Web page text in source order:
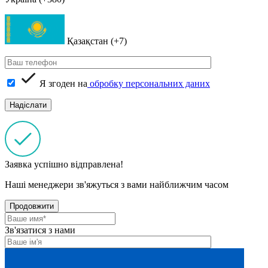
Қазақстан (+7)
Я згоден на обробку персональних даних
Заявка успішно відправлена!
Наші менеджери зв'яжуться з вами найближчим часом
Продовжити
Зв'язатися з нами